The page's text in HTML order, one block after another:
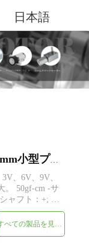
日本語
、6V、9V、
。 50gf-cm -サ
ャフト：+; D
コーダー：磁
500個